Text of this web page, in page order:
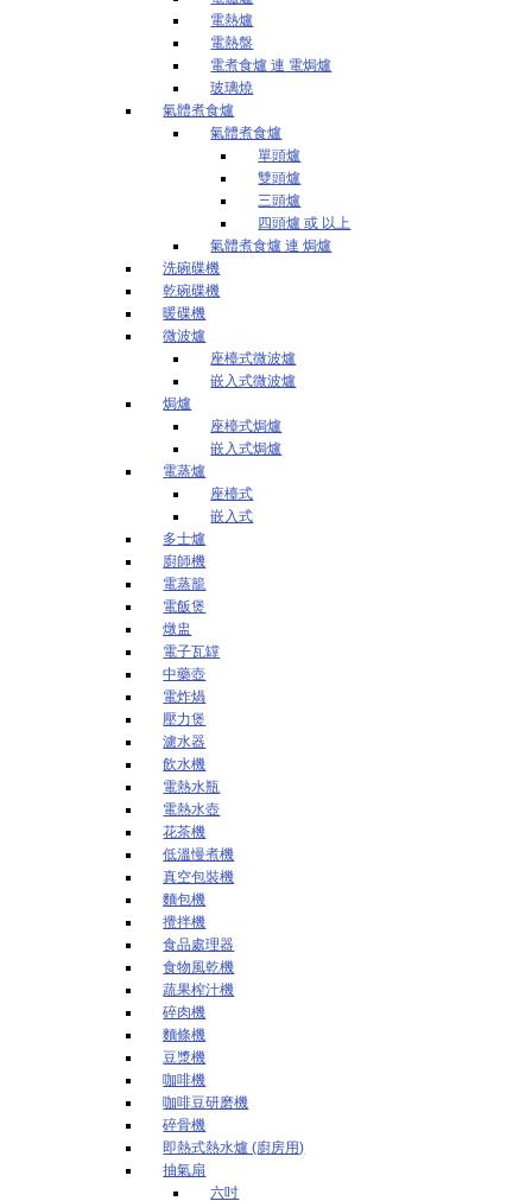
電熱爐
電熱盤
電煮食爐 連 電焗爐
玻璃燒
氣體煮食爐
氣體煮食爐
單頭爐
雙頭爐
三頭爐
四頭爐 或 以上
氣體煮食爐 連 焗爐
洗碗碟機
乾碗碟機
暖碟機
微波爐
座檯式微波爐
嵌入式微波爐
焗爐
座檯式焗爐
嵌入式焗爐
電蒸爐
座檯式
嵌入式
多士爐
廚師機
電蒸籠
電飯煲
燉盅
電子瓦罉
中藥壺
電炸煱
壓力煲
濾水器
飲水機
電熱水瓶
電熱水壺
花茶機
低溫慢煮機
真空包裝機
麵包機
攪拌機
食品處理器
食物風乾機
蔬果榨汁機
碎肉機
麵條機
豆漿機
咖啡機
咖啡豆研磨機
碎骨機
即熱式熱水爐 (廚房用)
抽氣扇
六吋